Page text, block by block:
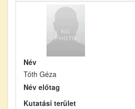
Név
Tóth Géza
Név előtag
Kutatási terület